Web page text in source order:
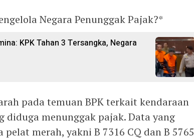
Negara Penunggak Pajak?*
KPK Tahan 3 Tersangka, Negara
pada temuan BPK terkait kendaraan
diduga menunggak pajak. Data yang
merah, yakni B 7316 CQ dan B 5765